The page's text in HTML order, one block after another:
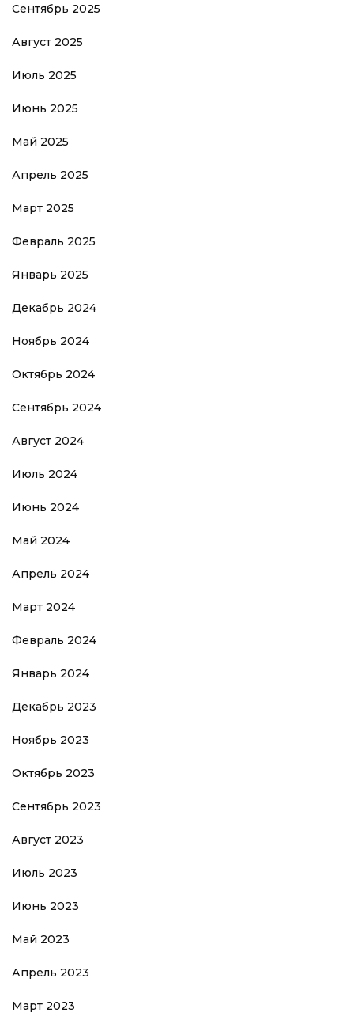
Сентябрь 2025
Август 2025
Июль 2025
Июнь 2025
Май 2025
Апрель 2025
Март 2025
Февраль 2025
Январь 2025
Декабрь 2024
Ноябрь 2024
Октябрь 2024
Сентябрь 2024
Август 2024
Июль 2024
Июнь 2024
Май 2024
Апрель 2024
Март 2024
Февраль 2024
Январь 2024
Декабрь 2023
Ноябрь 2023
Октябрь 2023
Сентябрь 2023
Август 2023
Июль 2023
Июнь 2023
Май 2023
Апрель 2023
Март 2023